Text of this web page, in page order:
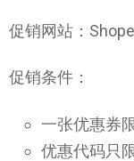
促销网站：
促销条件：
一张优惠券
优惠代码只